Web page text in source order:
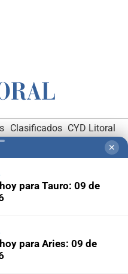
Clasificados CYD Litoral
Puerto Negocios
✕
para Tauro: 09 de
para Aries: 09 de